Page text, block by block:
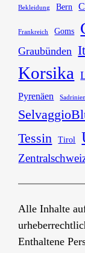
Bekleidung Bern
Frankreich Goms
Graubünden
Korsika
Pyrenäen Sadrinien
Tessin Tirol
Alle Inhalte
Enthaltene